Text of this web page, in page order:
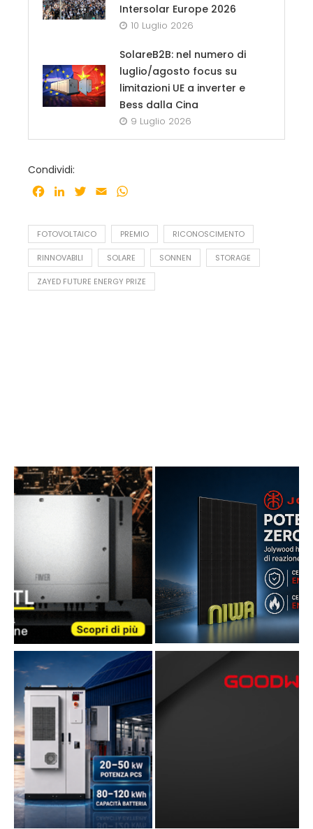
Intersolar Europe 2026
10 Luglio 2026
SolareB2B: nel numero di
luglio/agosto focus su
limitazioni UE a inverter e
Bess dalla Cina
9 Luglio 2026
Condividi:
Facebook
LinkedInTwitter
Email
FOTOVOLTAICO PREMIO RICONOSCIMENTO
RINNOVABILI SOLARE SONNEN STORAGE
ZAYED FUTURE ENERGY PRIZE